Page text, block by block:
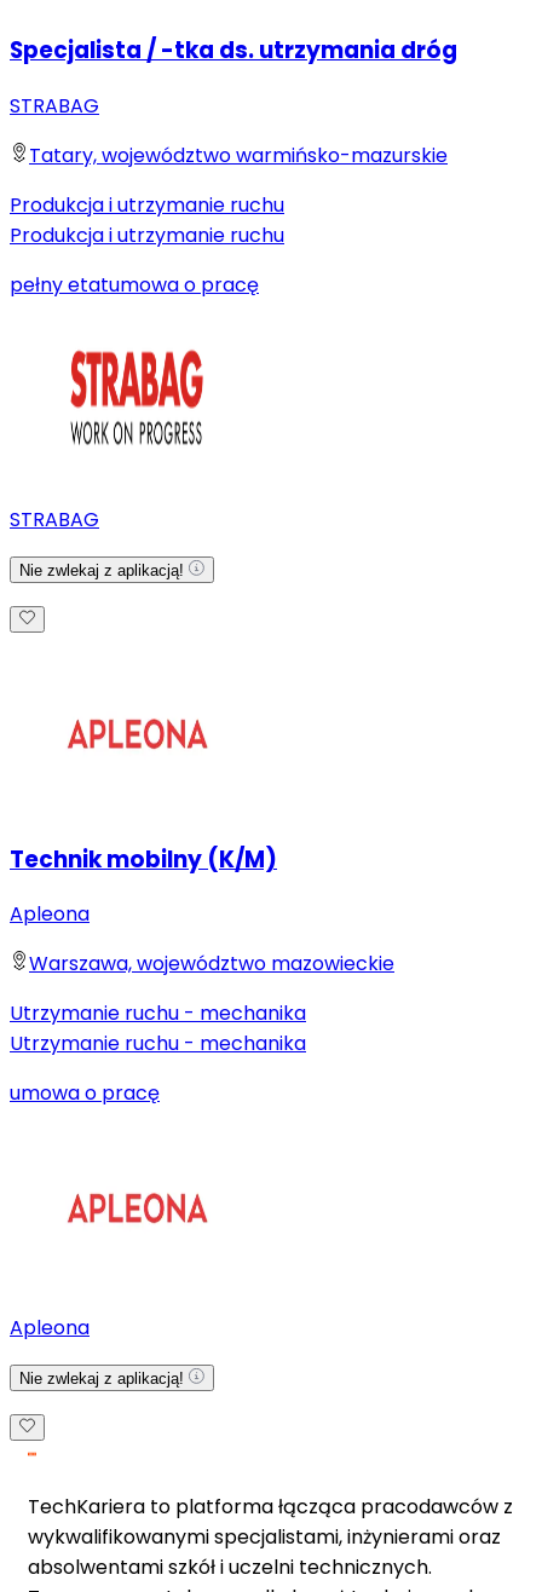
Specjalista / -tka ds. utrzymania dróg
STRABAG
Tatary, województwo warmińsko-mazurskie
Produkcja i utrzymanie ruchu
Produkcja i utrzymanie ruchu
pełny etatumowa o pracę
STRABAG
Nie zwlekaj z aplikacją!
Technik mobilny (K/M)
Apleona
Warszawa, województwo mazowieckie
Utrzymanie ruchu - mechanika
Utrzymanie ruchu - mechanika
umowa o pracę
Apleona
Nie zwlekaj z aplikacją!
TechKariera to platforma łącząca pracodawców z
wykwalifikowanymi specjalistami, inżynierami oraz
absolwentami szkół i uczelni technicznych.